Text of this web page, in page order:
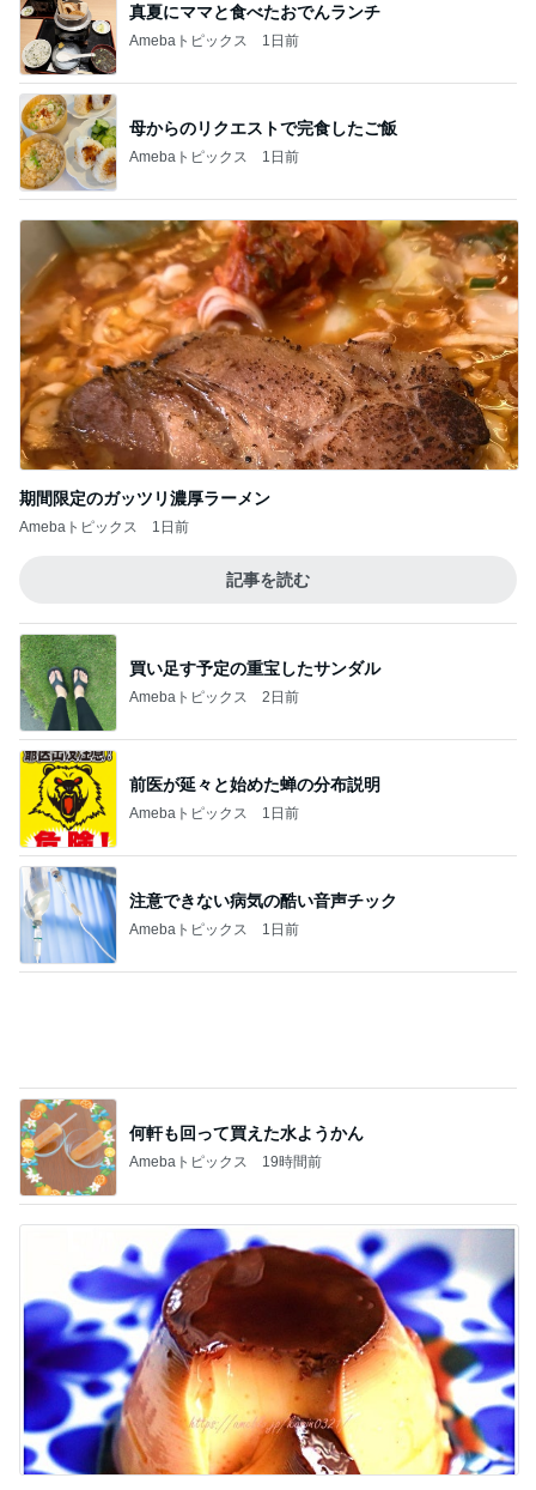
母からのリクエストで完食したご飯
Amebaトピックス 1日前
期間限定のガッツリ濃厚ラーメン
Amebaトピックス 1日前
記事を読む
Amebaトピックス 2日前
前医が延々と始めた蝉の分布説明
Amebaトピックス 1日前
注意できない病気の酷い音声チック
Amebaトピックス 1日前
何軒も回って買えた水ようかん
Amebaトピックス 19時間前
高級な卵をつかった280円のプリン
Amebaトピックス 1日前
記事を読む
寝ている仔犬に静かになる人々
Amebaトピックス 1日前